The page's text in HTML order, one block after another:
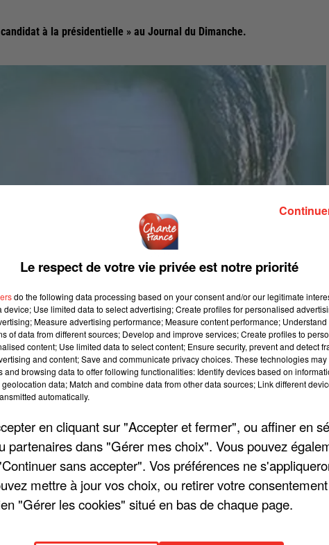
à la présidentielle » au Journal du Dimanche.
à s'élever contre tel ou tel politique. C'était le cas en 2012 pour
Hollande. Une initiative qui a peut-être changé l'opinion du
Le respect de votre vie privée est notre priorité
do the following data processing based on your consent and/or our legitimate
device; Use limited data to select advertising; Create profiles for personalised
Measure advertising performance; Measure content performance;
of data from different sources; Develop and improve services; Create profiles to
content; Use limited data to select content; Ensure security, prevent and detect
and content; Save and communicate privacy choices. These technologies
and browsing data to offer following functionalities: Identify devices based on
data; Match and combine data from other data sources; Link different
automatically.
en cliquant sur "Accepter et fermer", ou affiner en
partenaires dans "Gérer mes choix". Vous pouvez
sans accepter". Vos préférences ne
mettre à jour vos choix, ou retirer votre
"Gérer les cookies" situé en bas de chaque page.